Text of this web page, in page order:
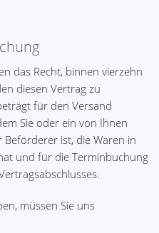
das Recht, binnen vierzehn
diesen Vertrag zu
für den Versand
Sie oder ein von Ihnen
ist, die Waren in
und für die Terminbuchung
müssen Sie uns